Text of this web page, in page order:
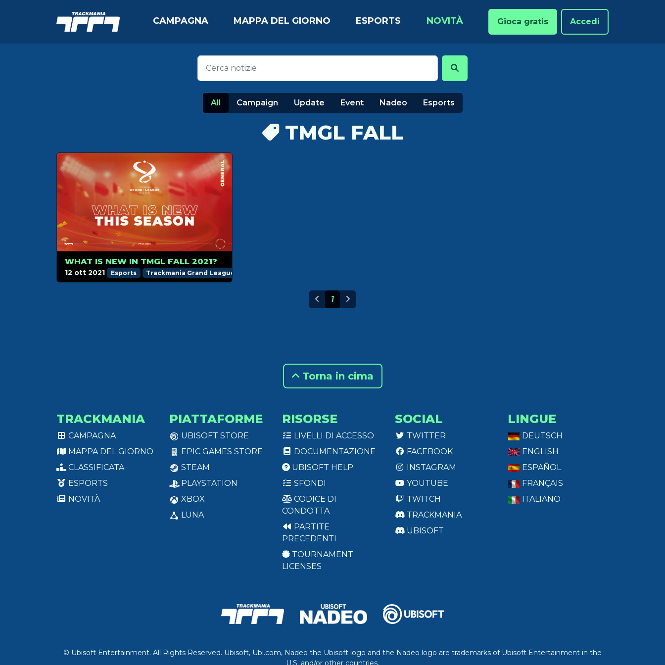
CAMPAGNA MAPPA DEL GIORNO ESPORTS NOVITÀ Gioca gratis Accedi
All Campaign Update Event Nadeo Esports
TMGL FALL
WHAT IS NEW IN TMGL FALL 2021?
12 ott 2021 Esports Trackmania Grand League
1
Torna in cima
TRACKMANIA
CAMPAGNA
MAPPA DEL GIORNO
CLASSIFICATA
ESPORTS
NOVITÀ
PIATTAFORME
UBISOFT STORE
EPIC GAMES STORE
STEAM
PLAYSTATION
XBOX
LUNA
RISORSE
LIVELLI DI ACCESSO
DOCUMENTAZIONE
UBISOFT HELP
SFONDI
CODICE DI
CONDOTTA
PARTITE
PRECEDENTI
TOURNAMENT
LICENSES
SOCIAL
TWITTER
FACEBOOK
INSTAGRAM
YOUTUBE
TWITCH
TRACKMANIA
UBISOFT
LINGUE
DEUTSCH
ENGLISH
ESPAÑOL
FRANÇAIS
ITALIANO
© Ubisoft Entertainment. All Rights Reserved. Ubisoft, Ubi.com, Nadeo the Ubisoft logo and the Nadeo logo are trademarks of Ubisoft Entertainment in the
U.S. and/or other countries.